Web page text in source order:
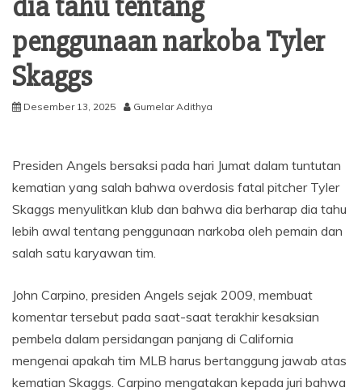
dia tahu tentang
penggunaan narkoba Tyler
Skaggs
Desember 13, 2025 Gumelar Adithya
Presiden Angels bersaksi pada hari Jumat dalam tuntutan
kematian yang salah bahwa overdosis fatal pitcher Tyler
Skaggs menyulitkan klub dan bahwa dia berharap dia tahu
lebih awal tentang penggunaan narkoba oleh pemain dan
salah satu karyawan tim.
John Carpino, presiden Angels sejak 2009, membuat
komentar tersebut pada saat-saat terakhir kesaksian
pembela dalam persidangan panjang di California
mengenai apakah tim MLB harus bertanggung jawab atas
kematian Skaggs. Carpino mengatakan kepada juri bahwa